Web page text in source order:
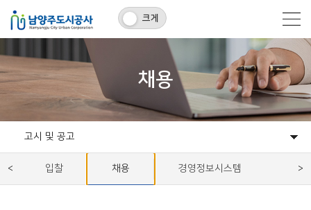
크게
채용
고시 및 공고
공지사항
고시 및 공고
입찰 채용 경영정보시스템